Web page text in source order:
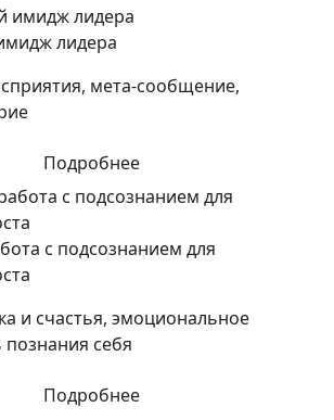
лидера
мета-сообщение,
Подробнее
с подсознанием для
и счастья, эмоциональное
себя
Подробнее